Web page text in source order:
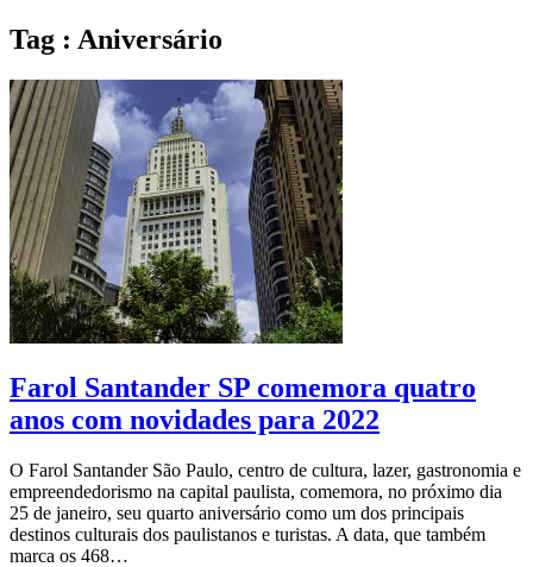
Tag : Aniversário
Farol Santander SP comemora quatro
anos com novidades para 2022
O Farol Santander São Paulo, centro de cultura, lazer, gastronomia e
empreendedorismo na capital paulista, comemora, no próximo dia
25 de janeiro, seu quarto aniversário como um dos principais
destinos culturais dos paulistanos e turistas. A data, que também
marca os 468…